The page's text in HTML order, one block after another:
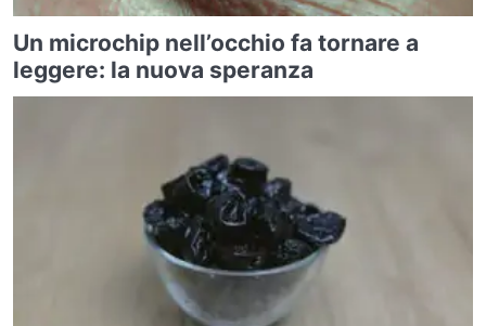
Un microchip nell’occhio fa tornare a
leggere: la nuova speranza